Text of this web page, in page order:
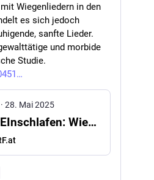
Wiegenliedern in den
es sich jedoch
sanfte Lieder.
und morbide
Studie.
· 28. Mai 2025
Zum EInschlafen: Wiegenlieder haben mitunter brutale Texte